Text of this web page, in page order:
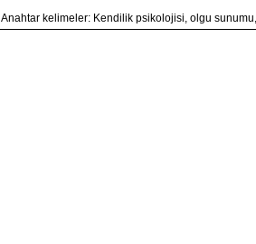
Anahtar kelimeler: Kendilik psikolojisi, olgu